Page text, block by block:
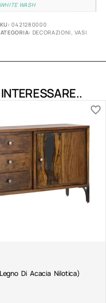
WHITE WASH
0421280000
DECORAZIONI VASI
Di Acacia Nilotica)